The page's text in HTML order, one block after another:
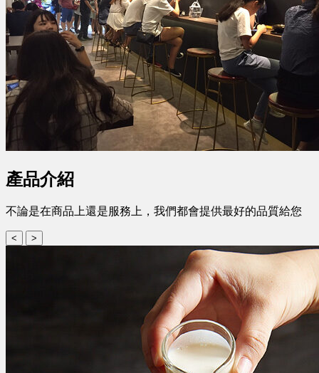
產品介紹
不論是在商品上還是服務上，我們都會提供最好的品質給您
< >